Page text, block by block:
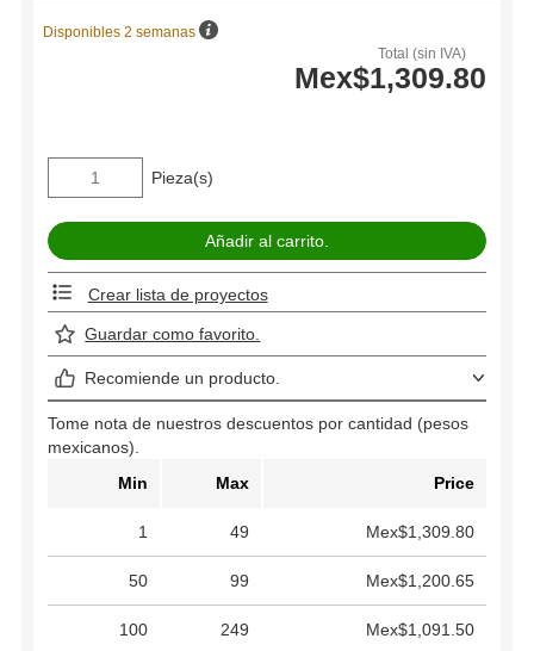
Total (sin IVA)
Mex$1,309.80
Disponibles 2 semanas
Pieza(s)
Crear lista de proyectos
Guardar como favorito.
Recomiende un producto.
Tome nota de nuestros descuentos por cantidad (pesos
mexicanos).
Min
Max Price
1 49 Mex$1,309.80
50 99 Mex$1,200.65
100 249 Mex$1,091.50